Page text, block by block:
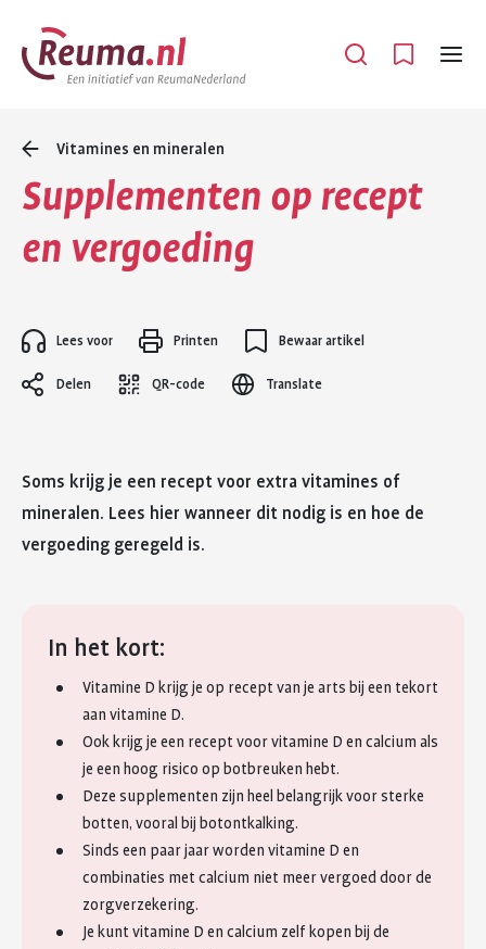
Spring
naar
hoofdinhoud
Spring
naar
footer
Open
Menu
Vitamines en mineralen
Supplementen op recept
en vergoeding
Lees voor Printen Bewaar artikel
Delen QR-code Translate
Soms krijg je een recept voor extra vitamines of
mineralen. Lees hier wanneer dit nodig is en hoe de
vergoeding geregeld is.
In het kort:
Vitamine D krijg je op recept van je arts bij een tekort
aan vitamine D.
Ook krijg je een recept voor vitamine D en calcium als
je een hoog risico op botbreuken hebt.
Deze supplementen zijn heel belangrijk voor sterke
botten, vooral bij botontkalking.
Sinds een paar jaar worden vitamine D en
combinaties met calcium niet meer vergoed door de
zorgverzekering.
Je kunt vitamine D en calcium zelf kopen bij de